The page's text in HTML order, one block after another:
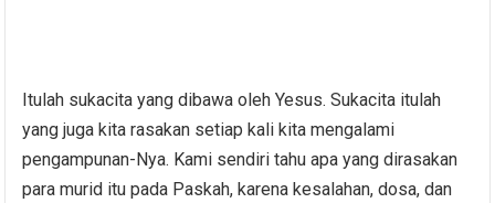
Itulah sukacita yang dibawa oleh Yesus. Sukacita itulah
yang juga kita rasakan setiap kali kita mengalami
pengampunan-Nya. Kami sendiri tahu apa yang dirasakan
para murid itu pada Paskah, karena kesalahan, dosa, dan